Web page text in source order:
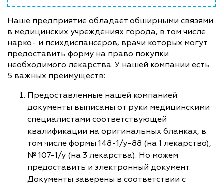
Наше предприятие обладает обширными связями
в медицинских учреждениях города, в том числе
нарко- и психдиспансеров, врачи которых могут
предоставить форму на право покупки
необходимого лекарства. У нашей компании есть
5 важных преимуществ:
Предоставленные нашей компанией
документы выписаны от руки медицинскими
специалистами соответствующей
квалификации на оригинальных бланках, в
том числе формы 148-1/у-88 (на 1 лекарство),
№ 107-1/у (на 3 лекарства). Но можем
предоставить и электронный документ.
Документы заверены в соответствии с